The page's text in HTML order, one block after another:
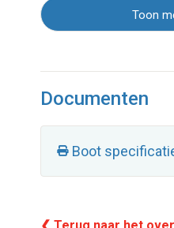
Toon
Documenten
Boot